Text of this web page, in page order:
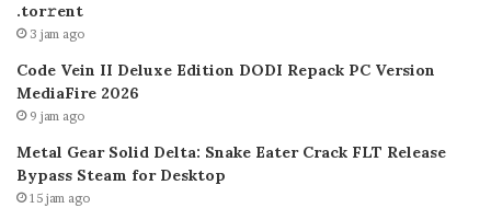
.tоr𝚛еnt
3 jam ago
Code Vein II Deluxe Edition DODI Repack PC Version
MediaFire 2026
9 jam ago
Metal Gear Solid Delta: Snake Eater Crack FLT Release
Bypass Steam for Desktop
15 jam ago